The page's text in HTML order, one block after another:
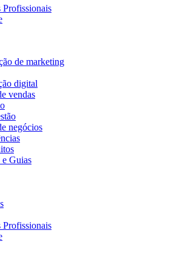
Profissionais
de marketing
digital
vendas
negócios
Guias
Profissionais